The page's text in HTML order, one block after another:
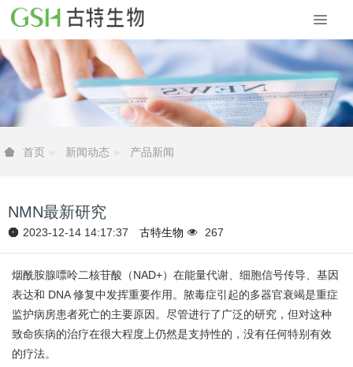
首页 新闻动态 产品新闻
NMN最新研究
2023-12-14 14:17:37 古特生物 267
烟酰胺腺嘌呤二核苷酸（NAD+）在能量代谢、细胞信号传导、基因
表达和 DNA 修复中发挥重要作用。脓毒症引起的多器官衰竭是重症
监护病房患者死亡的主要原因。尽管进行了广泛的研究，但对这种
致命疾病的治疗在很大程度上仍然是支持性的，没有任何特别有效
的疗法。